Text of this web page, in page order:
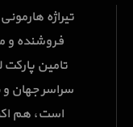
تیراژه
فروشنده و
تامین
سراسر جهان و
است، هم